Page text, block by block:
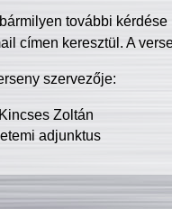
további
címen keresztül. A
szervezője:
Zoltán
adjunktus